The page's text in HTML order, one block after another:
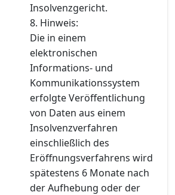
Insolvenzgericht.
8. Hinweis:
Die in einem
elektronischen
Informations- und
Kommunikationssystem
erfolgte Veröffentlichung
von Daten aus einem
Insolvenzverfahren
einschließlich des
Eröffnungsverfahrens wird
spätestens 6 Monate nach
der Aufhebung oder der